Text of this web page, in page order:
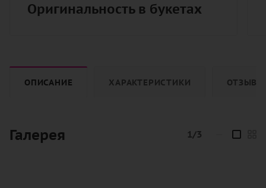
Оригинальность в букетах
ОПИСАНИЕ ХАРАКТЕРИСТИКИ ОТЗЫВЫ
Галерея 1/3